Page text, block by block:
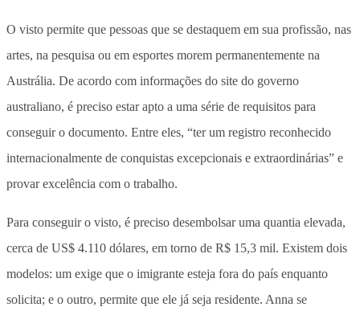
O visto permite que pessoas que se destaquem em sua profissão, nas
artes, na pesquisa ou em esportes morem permanentemente na
Austrália. De acordo com informações do site do governo
australiano, é preciso estar apto a uma série de requisitos para
conseguir o documento. Entre eles, “ter um registro reconhecido
internacionalmente de conquistas excepcionais e extraordinárias” e
provar excelência com o trabalho.
Para conseguir o visto, é preciso desembolsar uma quantia elevada,
cerca de US$ 4.110 dólares, em torno de R$ 15,3 mil. Existem dois
modelos: um exige que o imigrante esteja fora do país enquanto
solicita; e o outro, permite que ele já seja residente. Anna se